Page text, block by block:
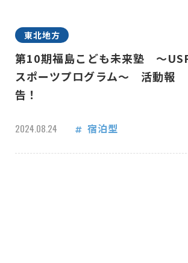
東北地方
第10期福島こども未来塾 ～
スポーツプログラム～ 活動報
告！
2024.08.24 宿泊型